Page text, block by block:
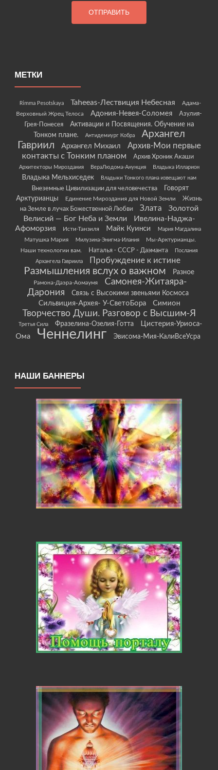
МЕТКИ
Rimma Pesotskaya Taheeas-Лествиция Небесная
Адама-
Верховный Жрец Телоса
Адония-Невея-Соломея
Азулия-
Грея-Понесея
Активации и Посвящения. Обучение на
Тонком плане.
Антидемиург Кобра
Архангел
Гавриил
Архангел Михаил
Архив-Мои первые
контакты с Тонким планом
Архив Хроник Акаши
Архитекторы Мироздания ВераЛюдома-Анунция Владыка Илларион
Владыка Мельхиседек Владыки Тонкого плана извещают нам
Внеземные Цивилизации для человечества
Говорят
Арктурианцы
Единение Мироздания для Новой Земли
Жизнь
на Земле в лучах Божественной Любви
Злата
Золотой
Велисий — Бог Неба и Земли
Ивелина-Наджа-
Афоморзия
Исти-Танзиля Майк Куинси Мария Магдалина
Матушка Мария Милузина-Энигма-Илания
Мы-Арктурианцы.
Наши технологии вам.
Наталья - СССР - Даэманта
Послания
Архангела Гавриила
Пробуждение к истине
Размышления вслух о важном Разное
Рамона-Даэра-Аомаумя
Самонея-Житаяра-
Дарония
Связь с Высокими звеньями Космоса
Сильвиция-Архея- У-СветоБора Симион
Творчество Души. Разговор с Высшим-Я
Третья Сила Фразелина-Озелия-Готта
Цистерия-Уриоса-
Ома
Ченнелинг Эвисома-Мия-КалиВсеУсра
НАШИ БАННЕРЫ